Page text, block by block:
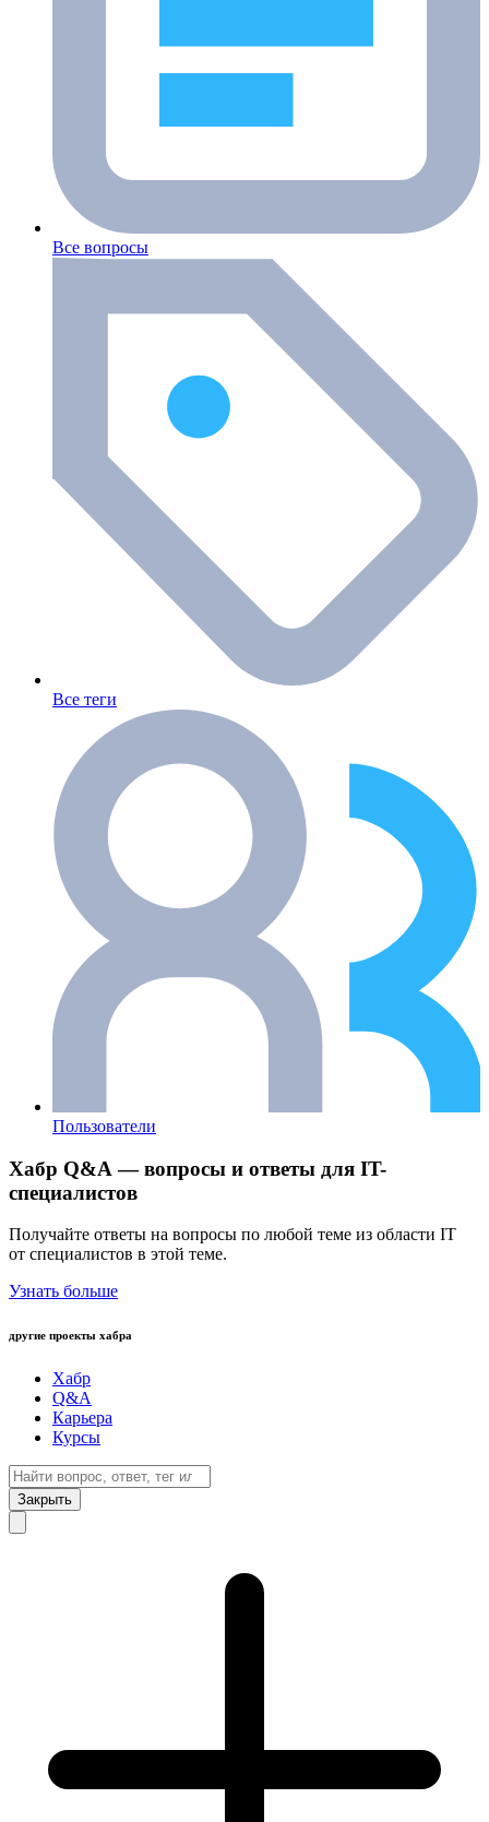
Все вопросы
Все теги
Пользователи
Хабр Q&A — вопросы и ответы для IT-
специалистов
Получайте ответы на вопросы по любой теме из области IT
от специалистов в этой теме.
Узнать больше
другие проекты хабра
Хабр
Q&A
Карьера
Курсы
Закрыть